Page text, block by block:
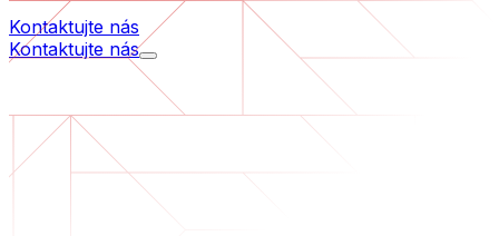
Kontaktujte nás
Kontaktujte nás